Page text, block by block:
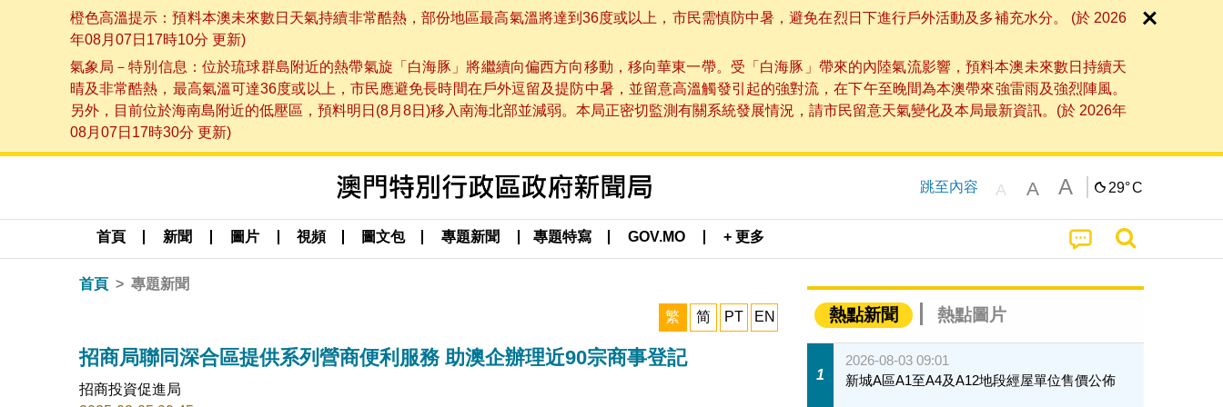
橙色高溫提示：預料本澳未來數日天氣持續非常酷熱，部份地區最高氣溫將達到36度或以上，市民需慎防中暑，避免在烈日下進行戶外活動及多補充水分。 (於 2026
年08月07日17時10分 更新)
氣象局－特別信息：位於琉球群島附近的熱帶氣旋「白海豚」將繼續向偏西方向移動，移向華東一帶。受「白海豚」帶來的內陸氣流影響，預料本澳未來數日持續天
晴及非常酷熱，最高氣溫可達36度或以上，市民應避免長時間在戶外逗留及提防中暑，並留意高溫觸發引起的強對流，在下午至晚間為本澳帶來強雷雨及強烈陣風。
另外，目前位於海南島附近的低壓區，預料明日(8月8日)移入南海北部並減弱。本局正密切監測有關系統發展情況，請市民留意天氣變化及本局最新資訊。(於 2026年
08月07日17時30分 更新)
跳至內容 A A A 29°C
首頁 新聞 圖片 視頻 圖文包 專題新聞 專題特寫 GOV.MO + 更多
首頁 專題新聞
繁 简 PT EN
招商局聯同深合區提供系列營商便利服務 助澳企辦理近90宗商事登記
招商投資促進局
熱點新聞 熱點圖片
1
2026-08-03 09:01
新城A區A1至A4及A12地段經屋單位售價公佈